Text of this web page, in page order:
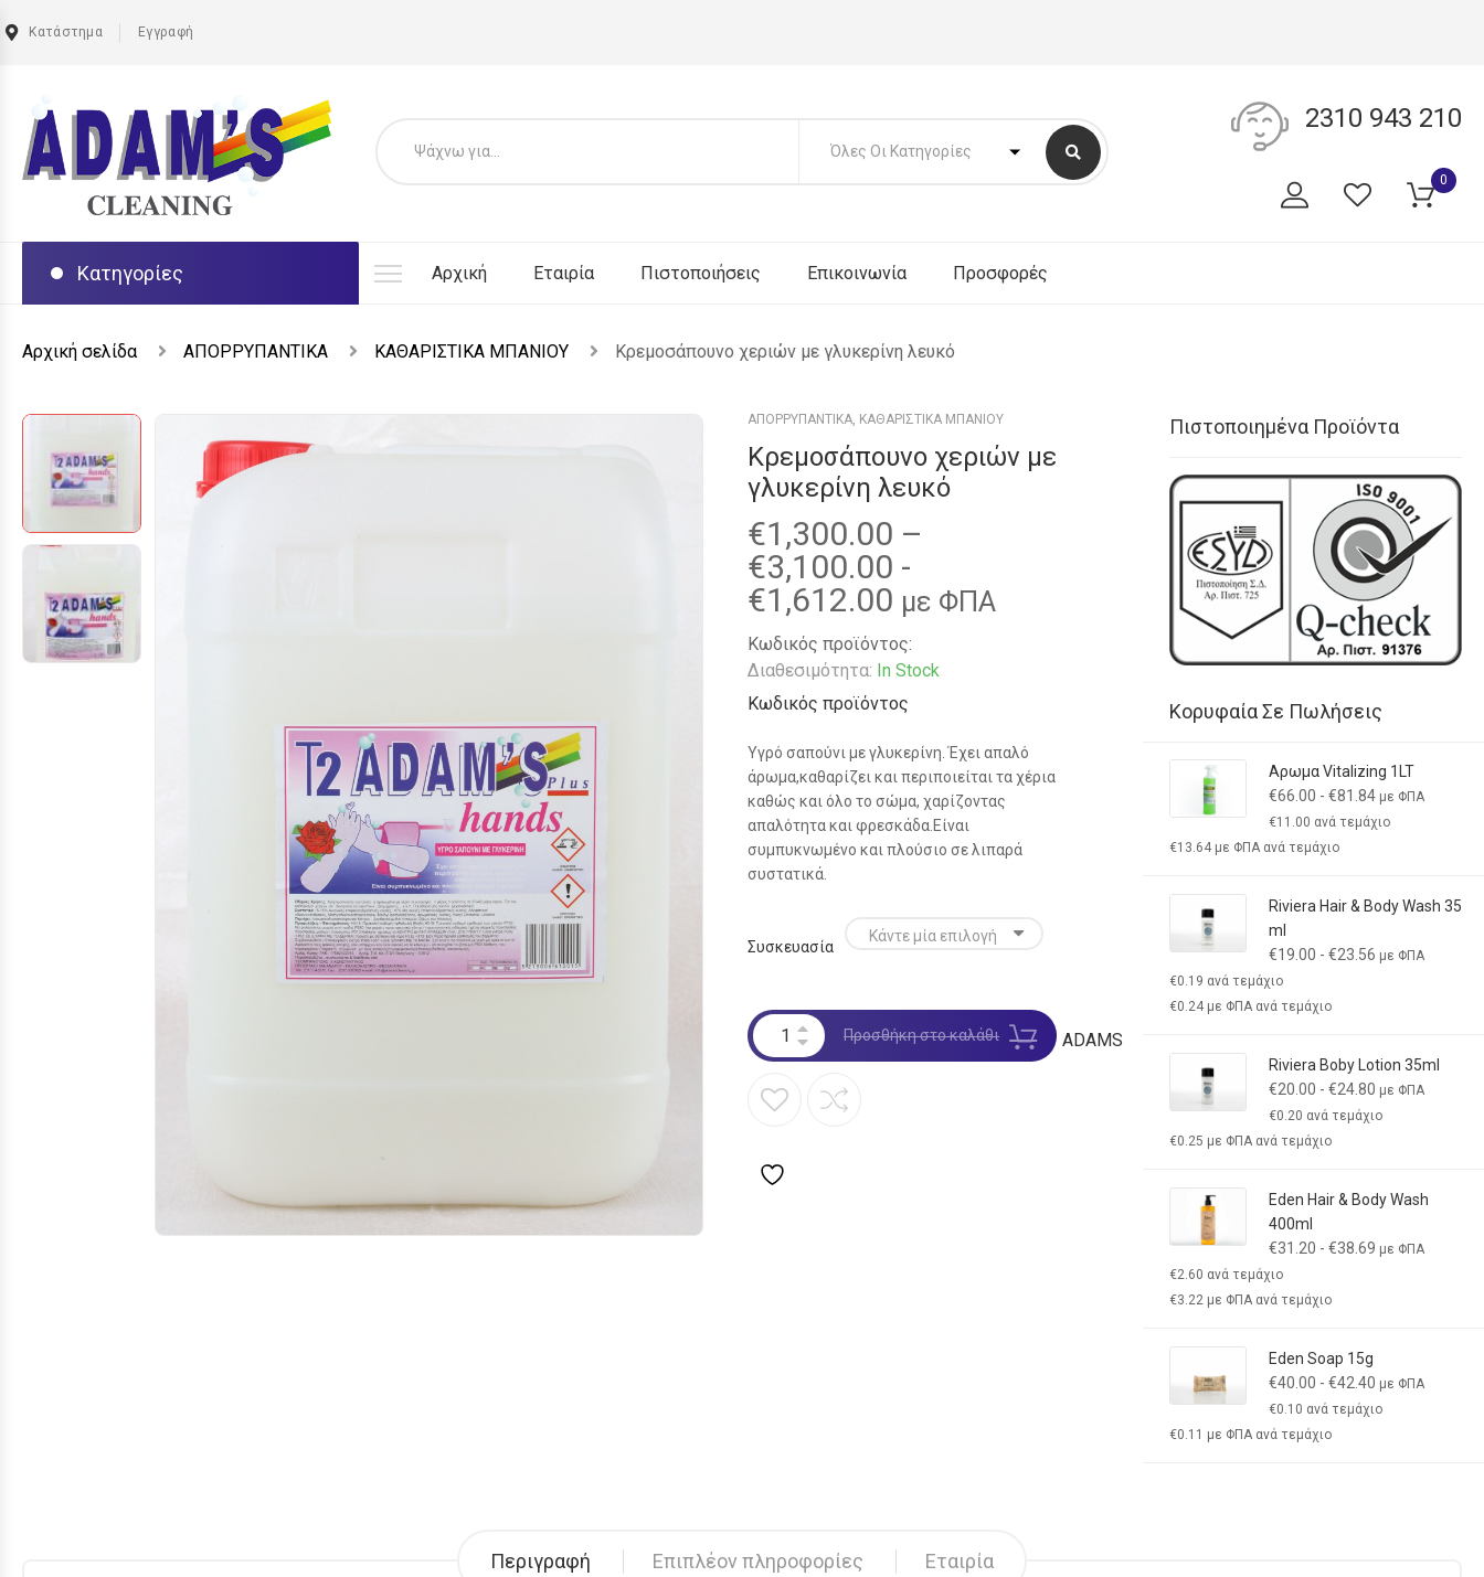
Κατάστημα Εγγραφή
Όλες Οι Κατηγορίες
2310 943 210
0
Κατηγορίες Αρχική Εταιρία Πιστοποιήσεις Επικοινωνία Προσφορές
Αρχική σελίδα ΑΠΟΡΡΥΠΑΝΤΙΚΑ ΚΑΘΑΡΙΣΤΙΚΑ ΜΠΑΝΙΟΥ Κρεμοσάπουνο χεριών με γλυκερίνη λευκό
ΑΠΟΡΡΥΠΑΝΤΙΚΑ, ΚΑΘΑΡΙΣΤΙΚΑ ΜΠΑΝΙΟΥ
Κρεμοσάπουνο χεριών με
γλυκερίνη λευκό
€1,300.00 –
€3,100.00 Price
range:
€1,300.00
through
€3,100.00
-
€1,612.00 με ΦΠΑ
Κωδικός προϊόντος:
Διαθεσιμότητα: In Stock
Κωδικός προϊόντος
Υγρό σαπούνι με γλυκερίνη. Έχει απαλό
άρωμα,καθαρίζει και περιποιείται τα χέρια
καθώς και όλο το σώμα, χαρίζοντας
απαλότητα και φρεσκάδα.Είναι
συμπυκνωμένο και πλούσιο σε λιπαρά
συστατικά.
Συσκευασία
Προσθήκη στο καλάθι ADAMS
Πιστοποιημένα Προϊόντα
Κορυφαία Σε Πωλήσεις
Αρωμα Vitalizing 1LT
€66.00 - €81.84 με ΦΠΑ
€11.00 ανά τεμάχιο
€13.64 με ΦΠΑ ανά τεμάχιο
Riviera Hair & Body Wash 35
ml
€19.00 - €23.56 με ΦΠΑ
€0.19 ανά τεμάχιο
€0.24 με ΦΠΑ ανά τεμάχιο
Riviera Boby Lotion 35ml
€20.00 - €24.80 με ΦΠΑ
€0.20 ανά τεμάχιο
€0.25 με ΦΠΑ ανά τεμάχιο
Eden Hair & Body Wash
400ml
€31.20 - €38.69 με ΦΠΑ
€2.60 ανά τεμάχιο
€3.22 με ΦΠΑ ανά τεμάχιο
Eden Soap 15g
€40.00 - €42.40 με ΦΠΑ
€0.10 ανά τεμάχιο
€0.11 με ΦΠΑ ανά τεμάχιο
Περιγραφή Επιπλέον πληροφορίες Εταιρία